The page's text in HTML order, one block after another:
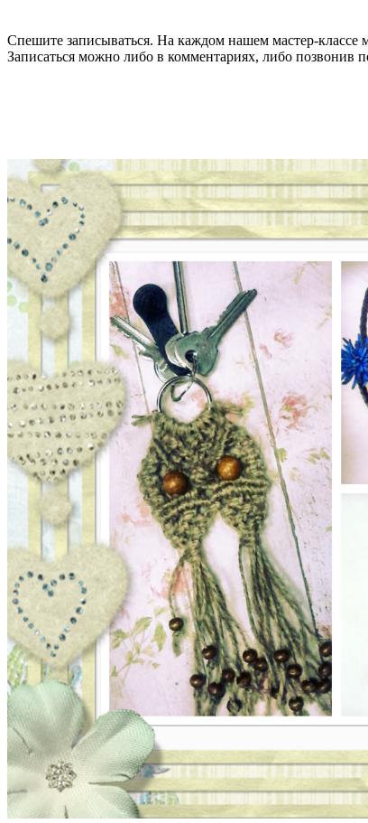
Спешите записываться. На каждом нашем мастер-
Записаться можно либо в комментариях, либо позвонив